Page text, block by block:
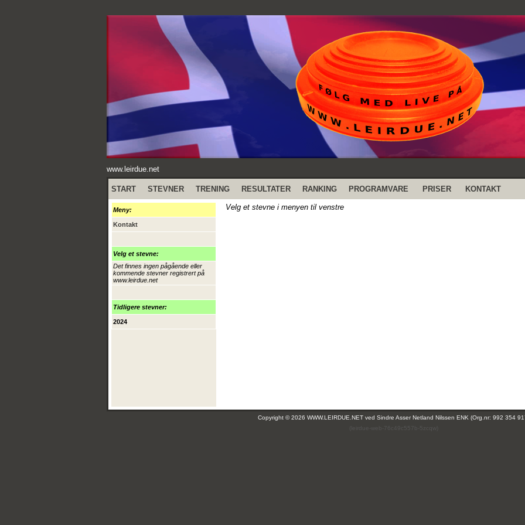
www.leirdue.net
START STEVNER TRENING RESULTATER RANKING PROGRAMVARE PRISER KONTAKT
Meny:
Kontakt
Velg et stevne:
Det finnes ingen pågående eller
kommende stevner registrert på
www.leirdue.net
Tidligere stevner:
2024
Velg et stevne i menyen til venstre
Copyright © 2026 WWW.LEIRDUE.NET ved Sindre Asser Netland Nilssen ENK (Org.nr: 992 354
(leirdue-web-76c49c557b-5zcqw)